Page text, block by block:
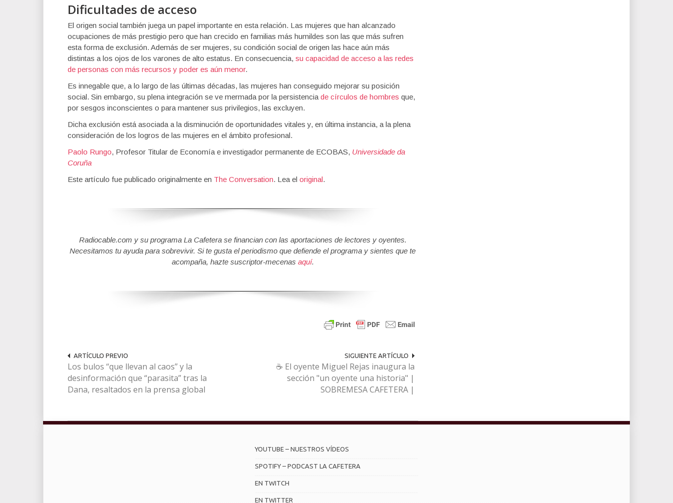
Dificultades de acceso
El origen social también juega un papel importante en esta relación. Las mujeres que han alcanzado
ocupaciones de más prestigio pero que han crecido en familias más humildes son las que más sufren
esta forma de exclusión. Además de ser mujeres, su condición social de origen las hace aún más
distintas a los ojos de los varones de alto estatus. En consecuencia, su capacidad de acceso a las redes
de personas con más recursos y poder es aún menor.
Es innegable que, a lo largo de las últimas décadas, las mujeres han conseguido mejorar su posición
social. Sin embargo, su plena integración se ve mermada por la persistencia de círculos de hombres que,
por sesgos inconscientes o para mantener sus privilegios, las excluyen.
Dicha exclusión está asociada a la disminución de oportunidades vitales y, en última instancia, a la plena
consideración de los logros de las mujeres en el ámbito profesional.
Paolo Rungo, Profesor Titular de Economía e investigador permanente de ECOBAS, Universidade da
Coruña
Este artículo fue publicado originalmente en The Conversation. Lea el original.
Radiocable.com y su programa La Cafetera se financian con las aportaciones de lectores y oyentes.
Necesitamos tu ayuda para sobrevivir. Si te gusta el periodismo que defiende el programa y sientes que te
acompaña, hazte suscriptor-mecenas aquí.
ARTÍCULO PREVIO
Los bulos “que llevan al caos” y la
desinformación que “parasita” tras la
Dana, resaltados en la prensa global
SIGUIENTE ARTÍCULO
☕ El oyente Miguel Rejas inaugura la
sección "un oyente una historia" |
SOBREMESA CAFETERA |
YOUTUBE – NUESTROS VÍDEOS
SPOTIFY – PODCAST LA CAFETERA
EN TWITCH
EN TWITTER